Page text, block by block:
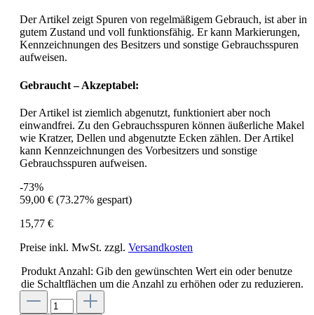
Der Artikel zeigt Spuren von regelmäßigem Gebrauch, ist aber in
gutem Zustand und voll funktionsfähig. Er kann Markierungen,
Kennzeichnungen des Besitzers und sonstige Gebrauchsspuren
aufweisen.
Gebraucht – Akzeptabel:
Der Artikel ist ziemlich abgenutzt, funktioniert aber noch
einwandfrei. Zu den Gebrauchsspuren können äußerliche Makel
wie Kratzer, Dellen und abgenutzte Ecken zählen. Der Artikel
kann Kennzeichnungen des Vorbesitzers und sonstige
Gebrauchsspuren aufweisen.
-73%
59,00 € (73.27% gespart)
15,77 €
Preise inkl. MwSt. zzgl. Versandkosten
Produkt Anzahl: Gib den gewünschten Wert ein oder benutze
die Schaltflächen um die Anzahl zu erhöhen oder zu reduzieren.